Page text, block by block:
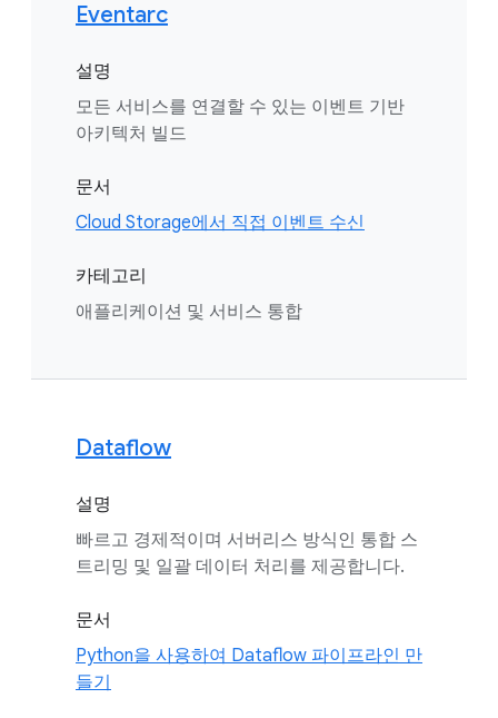
Eventarc
설명
모든 서비스를 연결할 수 있는 이벤트 기반
아키텍처 빌드
문서
Cloud Storage에서 직접 이벤트 수신
카테고리
애플리케이션 및 서비스 통합
Dataflow
설명
빠르고 경제적이며 서버리스 방식인 통합 스
트리밍 및 일괄 데이터 처리를 제공합니다.
문서
Python을 사용하여 Dataflow 파이프라인 만
들기